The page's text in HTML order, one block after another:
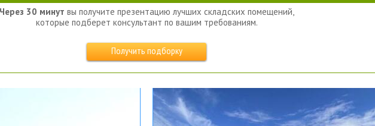
Через 30 минут вы получите презентацию лучших складских помещений,
которые подберет консультант по вашим требованиям.
Получить подборку